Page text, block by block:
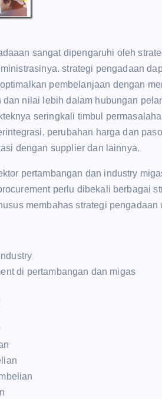
sangat dipengaruhi oleh
strategi pengadaan
pembelanjaan dengan
nilai lebih dalam hubungan
seringkali timbul
perubahan harga dan
dengan supplier dan lainnya.
pertambangan dan industry
perlu dibekali berbagai
membahas strategi
di pertambangan dan migas